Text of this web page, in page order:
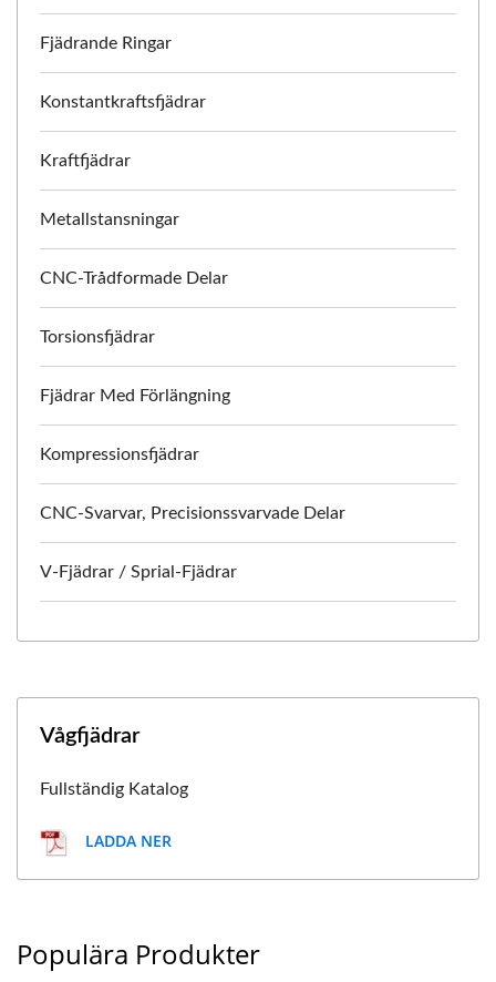
Fjädrande Ringar
Konstantkraftsfjädrar
Kraftfjädrar
Metallstansningar
CNC-Trådformade Delar
Torsionsfjädrar
Fjädrar Med Förlängning
Kompressionsfjädrar
CNC-Svarvar, Precisionssvarvade Delar
V-Fjädrar / Sprial-Fjädrar
Vågfjädrar
Fullständig Katalog
LADDA NER
Populära Produkter